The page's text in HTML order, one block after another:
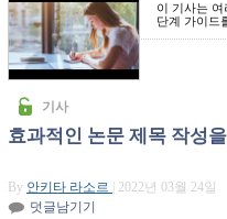
이 기사는
단계 가이드
기사
효과적인 논문 제목 작성
By 안키타 라소르
| 2022년 03월 24일
덧글남기기